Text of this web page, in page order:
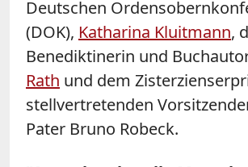
Deutschen
(DOK), Katharina Kluitmann,
Benediktinerin und
Rath und dem
stellvertretenden
Pater Bruno Robeck.